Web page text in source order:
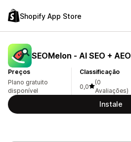
Shopify App Store
SEOMelon ‑ AI SEO + AEO
Preços
Plano gratuito
disponível
Classificação
0,0
(0
Avaliações)
Instale